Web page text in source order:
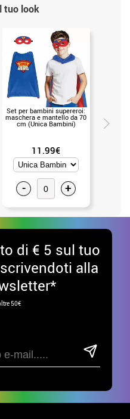
tuo look
Set per bambini supereroi:
maschera e mantello da 70
cm (Unica Bambini)
11.99€
- +
dei
di € 5 sul tuo
alla
50€